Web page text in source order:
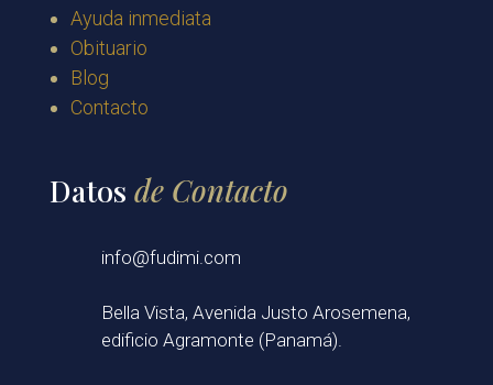
Ayuda inmediata
Obituario
Blog
Contacto
Datos de Contacto
info@fudimi.com
Bella Vista, Avenida Justo Arosemena,
edificio Agramonte (Panamá).